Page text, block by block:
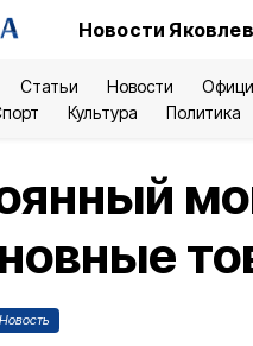
Новости
Статьи Новости
Культура Политика
Новость